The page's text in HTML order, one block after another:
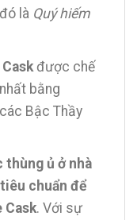
là Quý hiếm
được chế
bằng
Bậc Thầy
thùng ủ ở nhà
chuẩn để
Cask. Với sự